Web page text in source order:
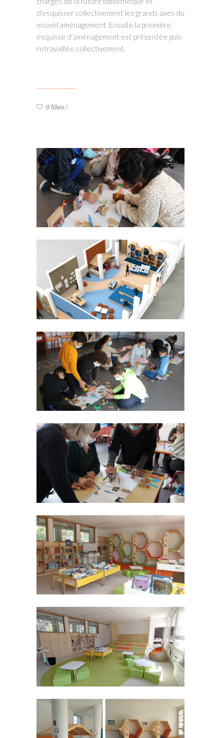
d’esquisser collectivement les grands axes du
nouvel aménagement. Ensuite la première
esquisse d’aménagement est présentée puis
retravaillée collectivement.
0 likes